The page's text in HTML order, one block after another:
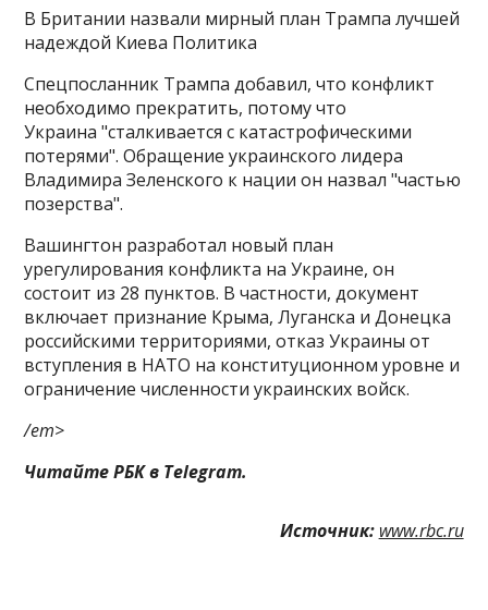
В Британии назвали мирный план Трампа лучшей
надеждой Киева Политика
Спецпосланник Трампа добавил, что конфликт
необходимо прекратить, потому что
Украина "сталкивается с катастрофическими
потерями". Обращение украинского лидера
Владимира Зеленского к нации он назвал "частью
позерства".
Вашингтон разработал новый план
урегулирования конфликта на Украине, он
состоит из 28 пунктов. В частности, документ
включает признание Крыма, Луганска и Донецка
российскими территориями, отказ Украины от
вступления в НАТО на конституционном уровне и
ограничение численности украинских войск.
/em>
Читайте РБК в Telegram.
Источник: www.rbc.ru